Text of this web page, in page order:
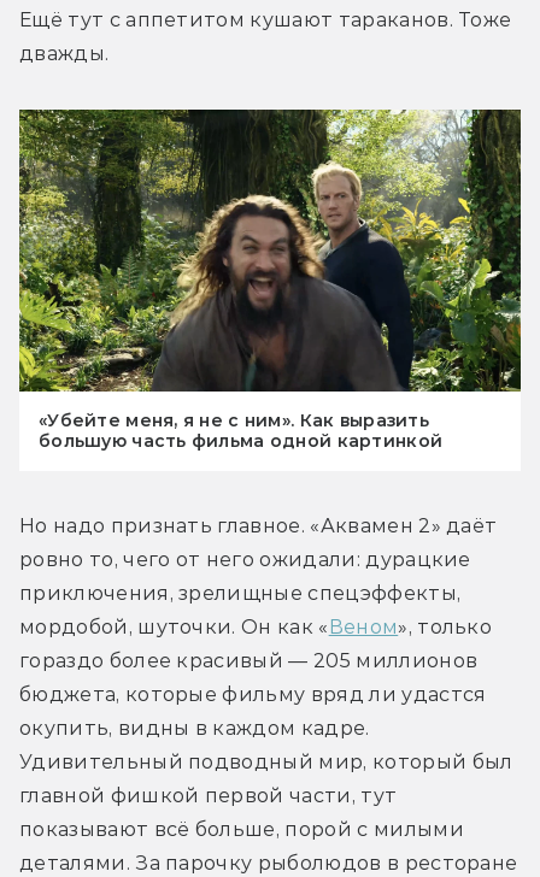
Ещё тут с аппетитом кушают тараканов. Тоже
дважды.
«Убейте меня, я не с ним». Как выразить
большую часть фильма одной картинкой
Но надо признать главное. «Аквамен 2» даёт
ровно то, чего от него ожидали: дурацкие
приключения, зрелищные спецэффекты,
мордобой, шуточки. Он как « Веном», только
гораздо более красивый — 205 миллионов
бюджета, которые фильму вряд ли удастся
окупить, видны в каждом кадре.
Удивительный подводный мир, который был
главной фишкой первой части, тут
показывают всё больше, порой с милыми
деталями. За парочку рыболюдов в ресторане